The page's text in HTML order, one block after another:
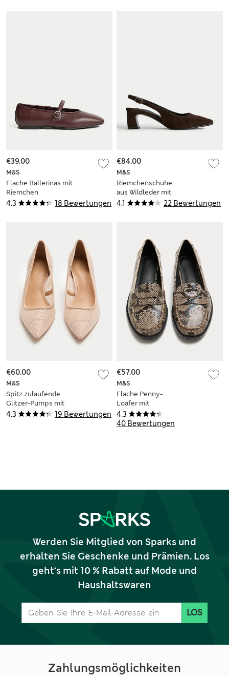
4.3 18 Bewertungen
M&S
Flache Ballerinas mit
Riemchen
€39.00
4.1 22 Bewertungen
M&S
Riemchenschuhe
aus Wildleder mit
eckiger Spitze
€84.00
4.3 19 Bewertungen
M&S
Spitz zulaufende
Glitzer-Pumps mit
weiter Passform
€60.00
4.3
40 Bewertungen
M&S
Flache Penny-
Loafer mit
Schlangenprint
€57.00
Werden Sie Mitglied von Sparks und
erhalten Sie Geschenke und Prämien. Los
geht‘s mit 10 % Rabatt auf Mode und
Haushaltswaren
LOS
Zahlungsmöglichkeiten